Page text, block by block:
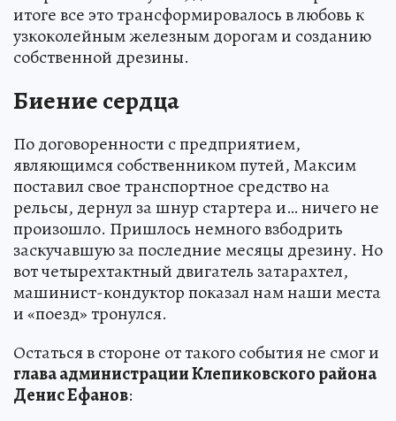
итоге все это трансформировалось в любовь к
узкоколейным железным дорогам и созданию
собственной дрезины.
Биение сердца
По договоренности с предприятием,
являющимся собственником путей, Максим
поставил свое транспортное средство на
рельсы, дернул за шнур стартера и… ничего не
произошло. Пришлось немного взбодрить
заскучавшую за последние месяцы дрезину. Но
вот четырехтактный двигатель затарахтел,
машинист-кондуктор показал нам наши места
и «поезд» тронулся.
Остаться в стороне от такого события не смог и
глава администрации Клепиковского района
Денис Ефанов: